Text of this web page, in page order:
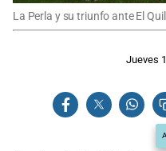
La Perla y su triunfo ante El
Jueves